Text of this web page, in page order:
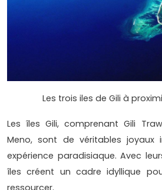
Les trois iles de Gili à
Les îles Gili, comprenant Gili
Meno, sont de véritables joyaux
expérience paradisiaque. Avec
îles créent un cadre idyllique